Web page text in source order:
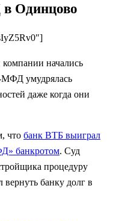
Одинцово
компании начались
умудрялась
даже когда они
что банк ВТБ выиграл
банкротом. Суд
процедуру
банку долг в